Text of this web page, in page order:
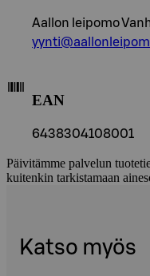
Aallon leipomo
EAN
6438304108001
Päivitämme palvelun
kuitenkin tarkistamaan
Katso myös